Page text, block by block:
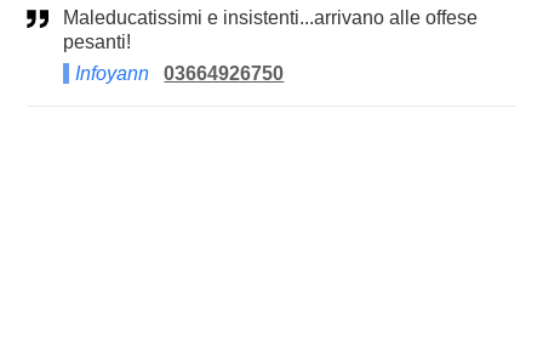
Maleducatissimi e insistenti...arrivano alle offese
pesanti!
Infoyann
03664926750